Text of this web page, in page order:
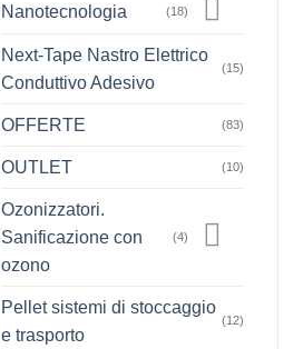
Nanotecnologia (18)
Next-Tape Nastro Elettrico
Conduttivo Adesivo
(15)
OFFERTE (83)
OUTLET (10)
Ozonizzatori.
Sanificazione con
ozono
(4)
Pellet sistemi di stoccaggio
e trasporto
(12)